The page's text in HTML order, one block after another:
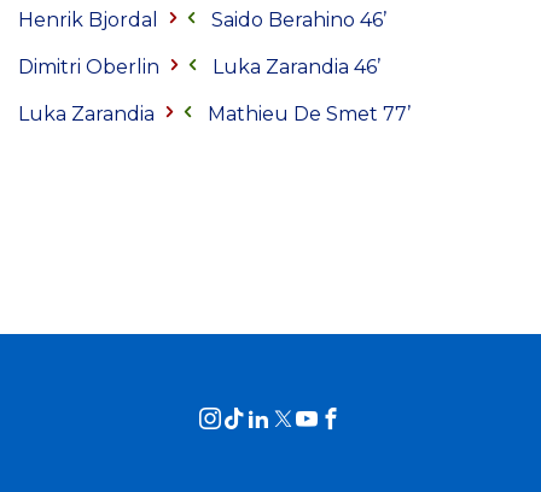
Henrik Bjordal Saido Berahino 46’
Dimitri Oberlin Luka Zarandia 46’
Luka Zarandia Mathieu De Smet 77’